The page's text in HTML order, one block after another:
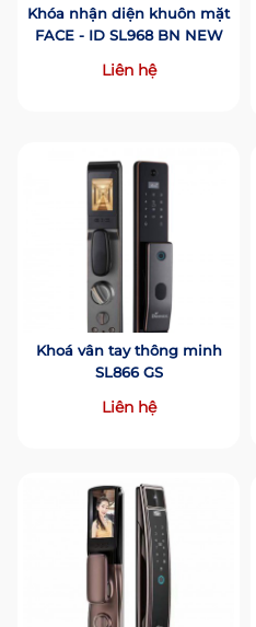
Khóa nhận diện khuôn mặt
FACE - ID SL968 BN NEW
Liên hệ
Khoá vân tay thông minh
SL866 GS
Liên hệ